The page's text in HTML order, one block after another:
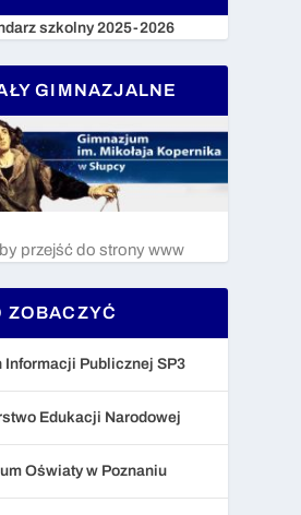
szkolny 2025-2026
GIMNAZJALNE
przejść do strony www
ZOBACZYĆ
Informacji Publicznej SP3
Edukacji Narodowej
Oświaty w Poznaniu